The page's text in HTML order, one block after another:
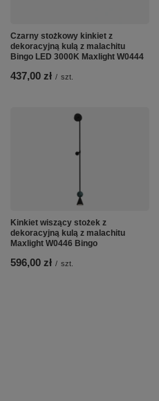
Czarny stożkowy kinkiet z
dekoracyjną kulą z malachitu
Bingo LED 3000K Maxlight W0444
437,00 zł / szt.
Kinkiet wiszący stożek z
dekoracyjną kulą z malachitu
Maxlight W0446 Bingo
596,00 zł / szt.